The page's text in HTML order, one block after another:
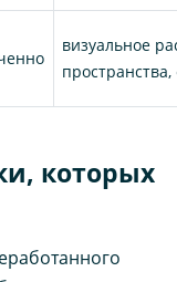
визуальное
пространства,
которых